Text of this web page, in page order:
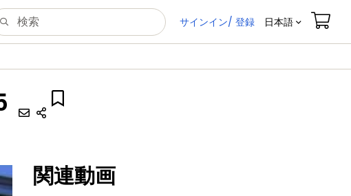
サインイン/ 登録 日本語
関連動画